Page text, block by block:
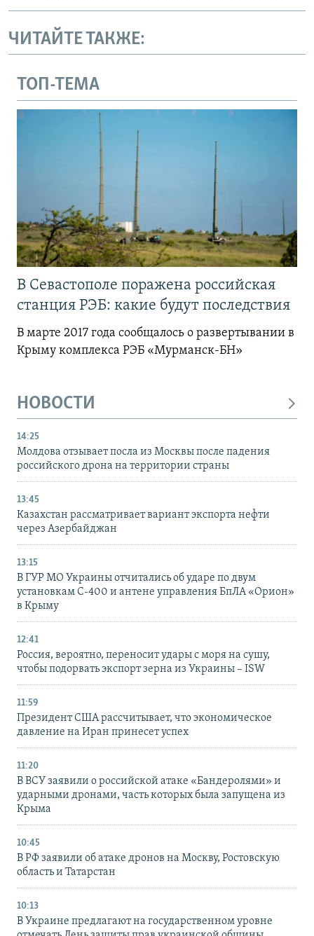
ЧИТАЙТЕ ТАКЖЕ:
ТОП-ТЕМА
В Севастополе поражена российская
станция РЭБ: какие будут последствия
В марте 2017 года сообщалось о развертывании в
Крыму комплекса РЭБ «Мурманск-БН»
НОВОСТИ
14:25
Молдова отзывает посла из Москвы после падения
российского дрона на территории страны
13:45
Казахстан рассматривает вариант экспорта нефти
через Азербайджан
13:15
В ГУР МО Украины отчитались об ударе по двум
установкам С-400 и антене управления БпЛА «Орион»
в Крыму
12:41
Россия, вероятно, переносит удары с моря на сушу,
чтобы подорвать экспорт зерна из Украины – ISW
11:59
Президент США рассчитывает, что экономическое
давление на Иран принесет успех
11:20
В ВСУ заявили о российской атаке «Бандеролями» и
ударными дронами, часть которых была запущена из
Крыма
10:45
В РФ заявили об атаке дронов на Москву, Ростовскую
область и Татарстан
10:13
В Украине предлагают на государственном уровне